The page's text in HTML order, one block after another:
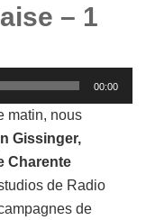
– 1
00:00
matin, nous
Gissinger,
Charente
de Radio
de